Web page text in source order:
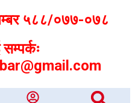
५८८/०७७-०७८
सम्पर्कः